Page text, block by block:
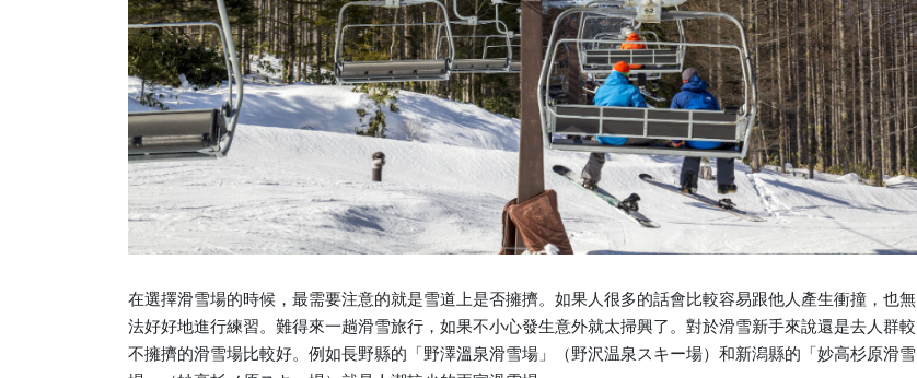
在選擇滑雪場的時候，最需要注意的就是雪道上是否擁擠。如果人很多的話會比較容易跟他人產生衝撞，也無
法好好地進行練習。難得來一趟滑雪旅行，如果不小心發生意外就太掃興了。對於滑雪新手來說還是去人群較
不擁擠的滑雪場比較好。例如長野縣的「野澤溫泉滑雪場」（野沢温泉スキー場）和新潟縣的「妙高杉原滑雪